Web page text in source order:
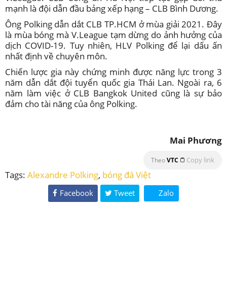
mạnh là đội dẫn đầu bảng xếp hạng – CLB Bình Dương.
Ông Polking dẫn dắt CLB TP.HCM ở mùa giải 2021. Đây
là mùa bóng mà V.League tạm dừng do ảnh hưởng của
dịch COVID-19. Tuy nhiên, HLV Polking để lại dấu ấn
nhất định về chuyên môn.
Chiến lược gia này chứng minh được năng lực trong 3
năm dẫn dắt đội tuyển quốc gia Thái Lan. Ngoài ra, 6
năm làm việc ở CLB Bangkok United cũng là sự bảo
đảm cho tài năng của ông Polking.
Mai Phương
TheoVTC Copy link
Tags: Alexandre Polking, bóng đá Việt
Facebook Tweet Zalo